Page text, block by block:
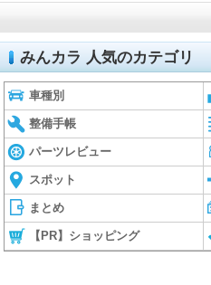
みんカラ 人気のカテゴリ
車種別
整備手帳
パーツレビュー
スポット
まとめ
【PR】ショッピング